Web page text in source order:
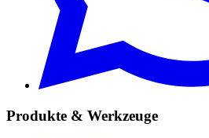
Produkte & Werkzeuge